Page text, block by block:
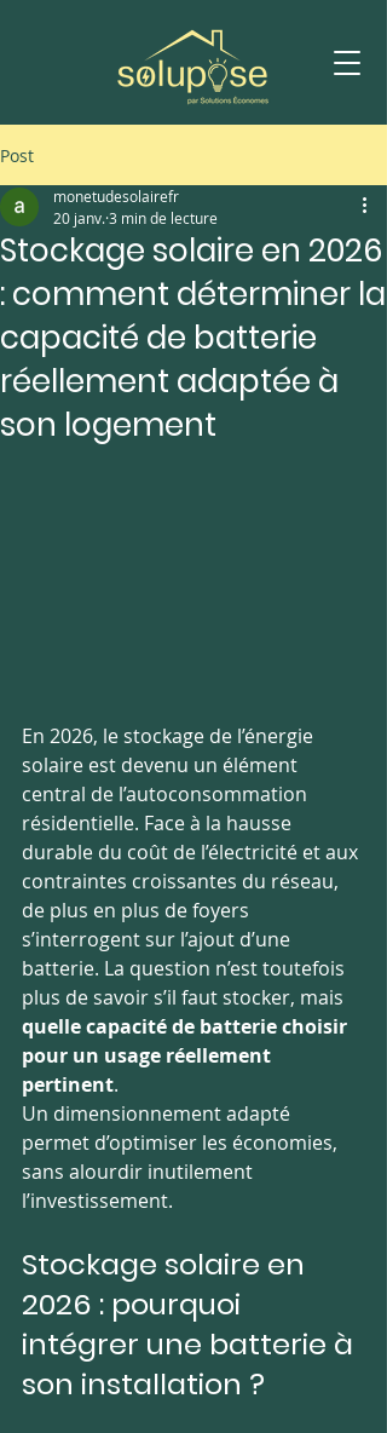
Post
Stockage solaire en 2026
: comment déterminer la
capacité de batterie
réellement adaptée à
son logement
monetudesolairefr
20 janv.3 min de lecture
En 2026, le stockage de l’énergie
solaire est devenu un élément
central de l’autoconsommation
résidentielle. Face à la hausse
durable du coût de l’électricité et aux
contraintes croissantes du réseau,
de plus en plus de foyers
s’interrogent sur l’ajout d’une
batterie. La question n’est toutefois
plus de savoir s’il faut stocker, mais
quelle capacité de batterie choisir
pour un usage réellement
pertinent.
Un dimensionnement adapté
permet d’optimiser les économies,
sans alourdir inutilement
l’investissement.
Stockage solaire en
2026 : pourquoi
intégrer une batterie à
son installation ?